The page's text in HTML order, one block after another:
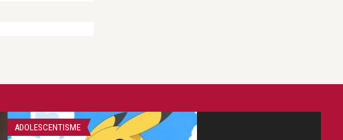
ADOLESCENTISME